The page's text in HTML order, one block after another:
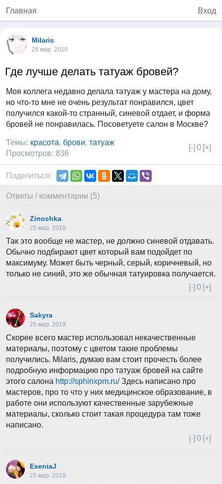
Главная Вход
Milaris
25 мар. 2019
Где лучше делать татуаж бровей?
Моя коллега недавно делала татуаж у мастера на дому,
но что-то мне не очень результат понравился, цвет
получился какой-то странный, синевой отдает, и форма
бровей не понравилась. Посоветуете салон в Москве?
[-] 0 [+]
Темы: красота, брови, татуаж
Просмотров: 836
Поделиться:
Ответы / комментарии (5)
Zinochka
25 мар. 2019
Так это вообще не мастер, не должно синевой отдавать.
Обычно подбирают цвет который вам подойдет по
максимуму. Может быть черный, серый, коричневый, но
только не синий, это же обычная татуировка получается.
[-] 0 [+]
Sakyra
25 мар. 2019
Скорее всего мастер использовал некачественные
материалы, поэтому с цветом такие проблемы
получились. Milaris, думаю вам стоит прочесть более
подробную информацию про татуаж бровей на сайте
этого салона http://sphinxpm.ru/Здесь написано про
мастеров, про то что у них медицинское образование, в
работе они используют качественные зарубежные
материалы, сколько стоит такая процедура там тоже
написано.
[-] 0 [+]
EseniaJ
25 мар. 2019